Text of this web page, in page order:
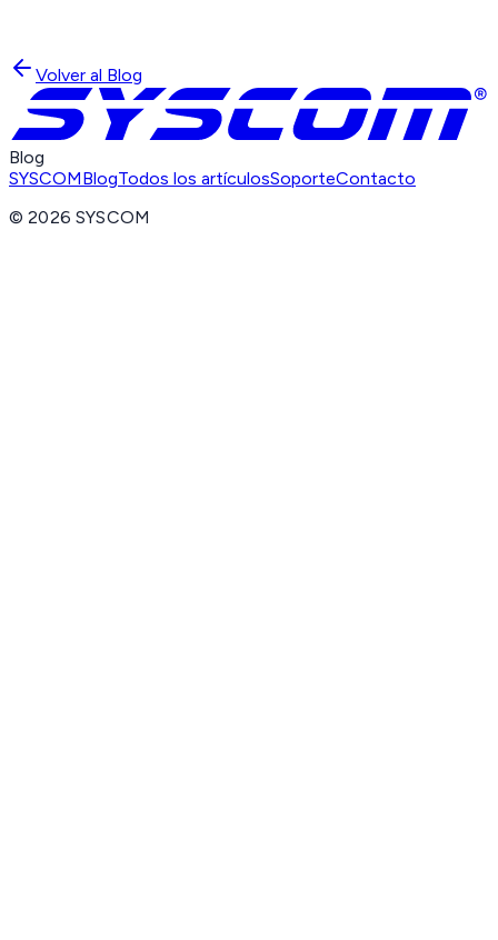
Volver al Blog
Blog
SYSCOMBlogTodos los artículosSoporteContacto
©2026 SYSCOM